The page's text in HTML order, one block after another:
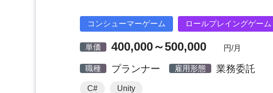
コンシューマーゲーム ロールプレイングゲーム
単価 400,000～500,000 円/月
職種 プランナー 雇用形態 業務委託
C# Unity